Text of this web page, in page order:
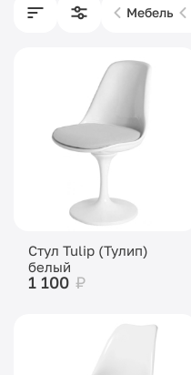
Мебель
Стул Tulip (Тулип)
белый
1 100 ₽